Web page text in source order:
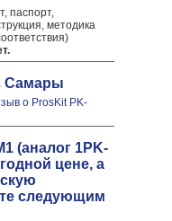
паспорт,
методика
Самары
о ProsKit PK-
(аналог 1PK-
цене, а
следующим